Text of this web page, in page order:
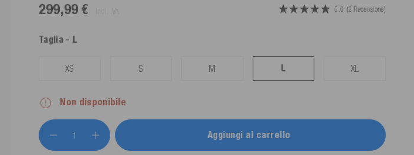
299,99 € 5.0 (2 Recensione)
Taglia - L
XS S M L XL
Non disponibile
Aggiungi al carrello